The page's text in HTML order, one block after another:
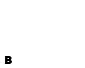
в